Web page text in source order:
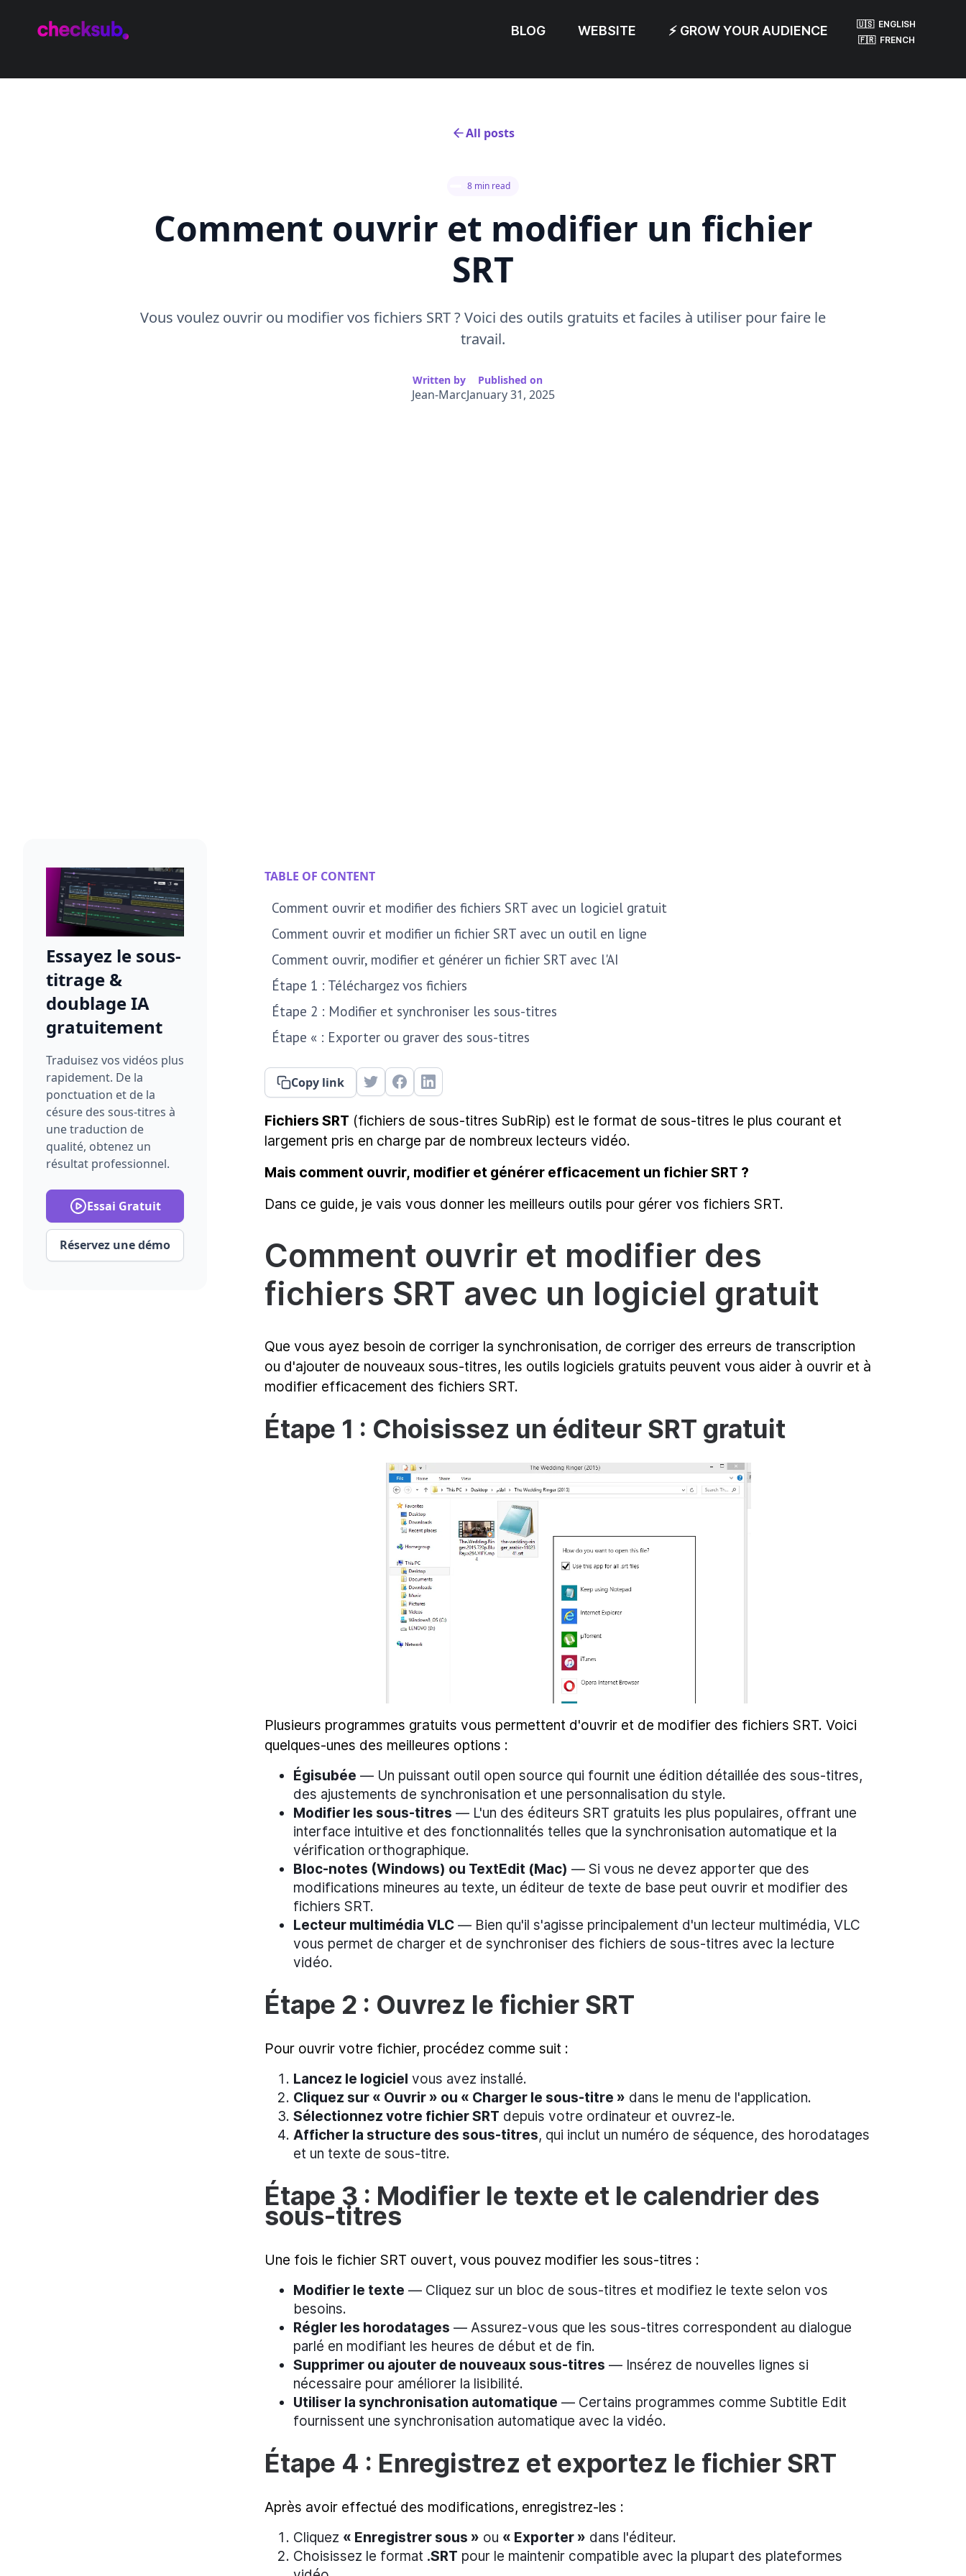
BLOG WEBSITE ⚡ GROW YOUR AUDIENCE
🇺🇸 ENGLISH
🇫🇷 FRENCH
All posts
8 min read
Comment ouvrir et modifier un fichier
SRT
Vous voulez ouvrir ou modifier vos fichiers SRT ? Voici des outils gratuits et faciles à utiliser pour faire le
travail.
Written by
Jean-Marc
Published on
January 31, 2025
Essayez le sous-
titrage &
doublage IA
gratuitement
Traduisez vos vidéos plus
rapidement. De la
ponctuation et de la
césure des sous-titres à
une traduction de
qualité, obtenez un
résultat professionnel.
Essai Gratuit
Réservez une démo
TABLE OF CONTENT
Comment ouvrir et modifier des fichiers SRT avec un logiciel gratuit
Comment ouvrir et modifier un fichier SRT avec un outil en ligne
Comment ouvrir, modifier et générer un fichier SRT avec l'AI
Étape 1 : Téléchargez vos fichiers
Étape 2 : Modifier et synchroniser les sous-titres
Étape « : Exporter ou graver des sous-titres
Copy link
Fichiers SRT (fichiers de sous-titres SubRip) est le format de sous-titres le plus courant et
largement pris en charge par de nombreux lecteurs vidéo.
Mais comment ouvrir, modifier et générer efficacement un fichier SRT ?
Dans ce guide, je vais vous donner les meilleurs outils pour gérer vos fichiers SRT.
Comment ouvrir et modifier des
fichiers SRT avec un logiciel gratuit
Que vous ayez besoin de corriger la synchronisation, de corriger des erreurs de transcription
ou d'ajouter de nouveaux sous-titres, les outils logiciels gratuits peuvent vous aider à ouvrir et à
modifier efficacement des fichiers SRT.
Étape 1 : Choisissez un éditeur SRT gratuit
Plusieurs programmes gratuits vous permettent d'ouvrir et de modifier des fichiers SRT. Voici
quelques-unes des meilleures options :
Égisubée — Un puissant outil open source qui fournit une édition détaillée des sous-titres,
des ajustements de synchronisation et une personnalisation du style.
Modifier les sous-titres — L'un des éditeurs SRT gratuits les plus populaires, offrant une
interface intuitive et des fonctionnalités telles que la synchronisation automatique et la
vérification orthographique.
Bloc-notes (Windows) ou TextEdit (Mac) — Si vous ne devez apporter que des
modifications mineures au texte, un éditeur de texte de base peut ouvrir et modifier des
fichiers SRT.
Lecteur multimédia VLC — Bien qu'il s'agisse principalement d'un lecteur multimédia, VLC
vous permet de charger et de synchroniser des fichiers de sous-titres avec la lecture
vidéo.
Étape 2 : Ouvrez le fichier SRT
Pour ouvrir votre fichier, procédez comme suit :
Lancez le logiciel vous avez installé.
Cliquez sur « Ouvrir » ou « Charger le sous-titre » dans le menu de l'application.
Sélectionnez votre fichier SRT depuis votre ordinateur et ouvrez-le.
Afficher la structure des sous-titres, qui inclut un numéro de séquence, des horodatages
et un texte de sous-titre.
Étape 3 : Modifier le texte et le calendrier des
sous-titres
Une fois le fichier SRT ouvert, vous pouvez modifier les sous-titres :
Modifier le texte — Cliquez sur un bloc de sous-titres et modifiez le texte selon vos
besoins.
Régler les horodatages — Assurez-vous que les sous-titres correspondent au dialogue
parlé en modifiant les heures de début et de fin.
Supprimer ou ajouter de nouveaux sous-titres — Insérez de nouvelles lignes si
nécessaire pour améliorer la lisibilité.
Utiliser la synchronisation automatique — Certains programmes comme Subtitle Edit
fournissent une synchronisation automatique avec la vidéo.
Étape 4 : Enregistrez et exportez le fichier SRT
Après avoir effectué des modifications, enregistrez-les :
Cliquez « Enregistrer sous » ou « Exporter » dans l'éditeur.
Choisissez le format .SRT pour le maintenir compatible avec la plupart des plateformes